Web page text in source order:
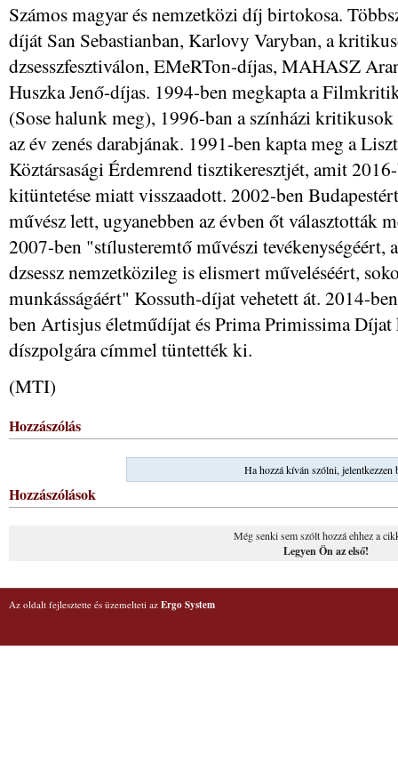
Számos magyar és nemzetközi díj birtokosa.
díját San Sebastianban, Karlovy Varyban, a
dzsesszfesztiválon, EMeRTon-díjas, MAHASZ
Huszka Jenő-díjas. 1994-ben megkapta a
(Sose halunk meg), 1996-ban a színházi
az év zenés darabjának. 1991-ben kapta meg a
Köztársasági Érdemrend tisztikeresztjét, amit
kitüntetése miatt visszaadott. 2002-ben
művész lett, ugyanebben az évben őt választották
2007-ben "stílusteremtő művészi tevékenységéért,
dzsessz nemzetközileg is elismert műveléséért,
munkásságáért" Kossuth-díjat vehetett át. 2014-
ben Artisjus életműdíjat és Prima Primissima Díjat
díszpolgára címmel tüntették ki.
(MTI)
Hozzászólás
Ha hozzá kíván szólni, jelentkezzen
Hozzászólások
Még senki sem szólt hozzá ehhez a
Legyen Ön az első!
Az oldalt fejlesztette és üzemelteti az Ergo System